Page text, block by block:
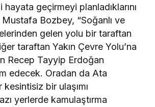
geçirmeyi planladıklarını
Bozbey, “Soğanlı ve
gelen yolu bir taraftan
taraftan Yakın Çevre Yolu’na
Recep Tayyip Erdoğan
edecek. Oradan da Ata
kesintisiz bir ulaşımı
yerlerde kamulaştırma